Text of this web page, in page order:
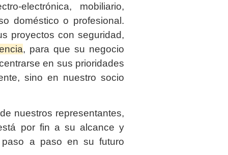
electrónica, mobiliario,
doméstico o profesional.
proyectos con seguridad,
, para que su negocio
en sus prioridades
sino en nuestro socio
nuestros representantes,
por fin a su alcance y
paso a paso en su futuro